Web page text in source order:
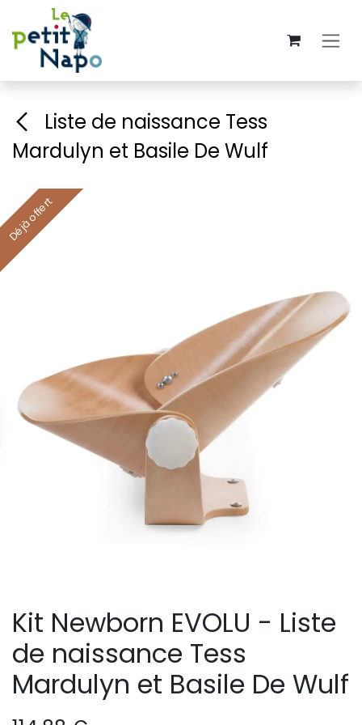
Se rendre au contenu
Liste de naissance Tess
Mardulyn et Basile De Wulf
Déjà offert
Kit Newborn EVOLU - Liste
de naissance Tess
Mardulyn et Basile De Wulf